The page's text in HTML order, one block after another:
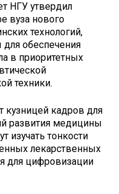
НГУ утвердил
вуза нового
технологий,
обеспечения
в приоритетных
техники.
кузницей кадров для
развития медицины
изучать тонкости
лекарственных
для цифровизации